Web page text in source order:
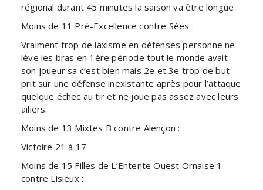
régional durant 45 minutes la saison va être longue .
Moins de 11 Pré-Excellence contre Sées :
Vraiment trop de laxisme en défenses personne ne
lève les bras en 1ère période tout le monde avait
son joueur sa c’est bien mais 2e et 3e trop de but
prit sur une défense inexistante après pour l’attaque
quelque échec au tir et ne joue pas assez avec leurs
ailiers.
Moins de 13 Mixtes B contre Alençon :
Victoire 21 à 17.
Moins de 15 Filles de L’Entente Ouest Ornaise 1
contre Lisieux :